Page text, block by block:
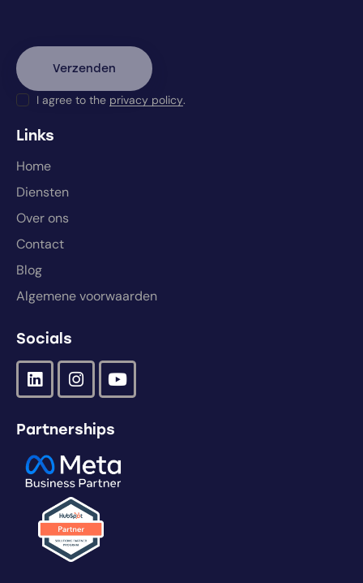
I agree to the privacy policy.
Links
Home
Diensten
Over ons
Contact
Blog
Algemene voorwaarden
Socials
Partnerships